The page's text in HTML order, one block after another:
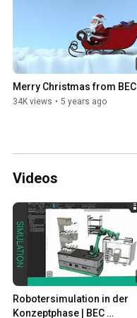
Merry Christmas from BEC
34K views • 5 years ago
Videos
Robotersimulation in der
Konzeptphase | BEC